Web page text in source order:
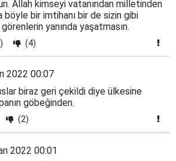
Allah kimseyi vatanından milletinden
böyle bir imtihanı bir de sizin gibi
yanında yaşatmasın.
(4)
2022 00:07
biraz geri çekildi diye ülkesine
göbeğinden.
(2)
2022 00:01